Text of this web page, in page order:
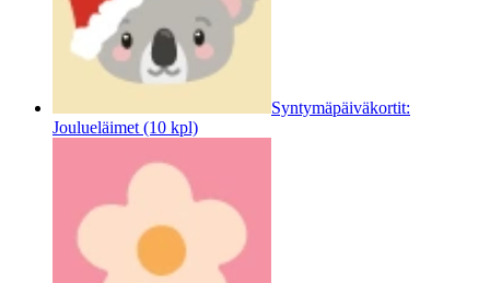
Syntymäpäiväkortit:
Joulueläimet (10 kpl)